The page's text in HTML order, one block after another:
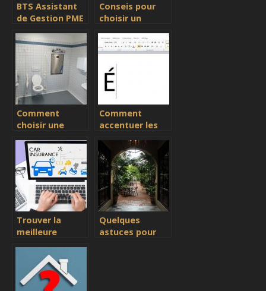
BTS Assistant
de Gestion PME
precisions et
orientations
Conseis pour
choisir un
pour votre
propriete
Comment
choisir une
toilette ?
Comment
accentuer les
Word et quels
sont les
avantages ?
Trouver la
meilleure
son vehicule : ce
qu’il faut pour y
parvenir
Quelques
astuces pour